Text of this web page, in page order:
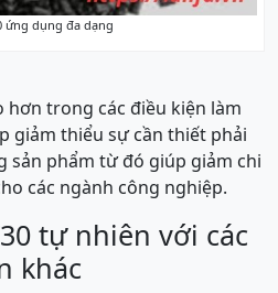
ứng dụng đa dạng
hơn trong các điều kiện làm
giảm thiểu sự cần thiết phải
sản phẩm từ đó giúp giảm chi
các ngành công nghiệp.
tự nhiên với các
khác